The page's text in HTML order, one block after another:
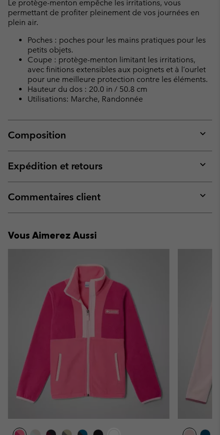
Le protège-menton empêche les irritations, vous
permettant de profiter pleinement de vos journées en
plein air.
Poches : poches pour les mains pratiques pour les
petits objets.
Coupe : protège-menton limitant les irritations,
avec finitions extensibles aux poignets et à l’ourlet
pour une meilleure protection contre les éléments.
Hauteur du dos : 20.0 in / 50.8 cm
Utilisations: Marche, Randonnée
Composition
or
Expédition et retours
or
Commentaires client
or
Vous Aimerez Aussi